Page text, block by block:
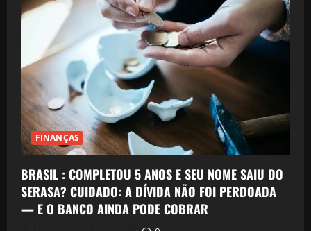
FINANÇAS
BRASIL : COMPLETOU 5 ANOS E SEU NOME SAIU DO
SERASA? CUIDADO: A DÍVIDA NÃO FOI PERDOADA
— E O BANCO AINDA PODE COBRAR